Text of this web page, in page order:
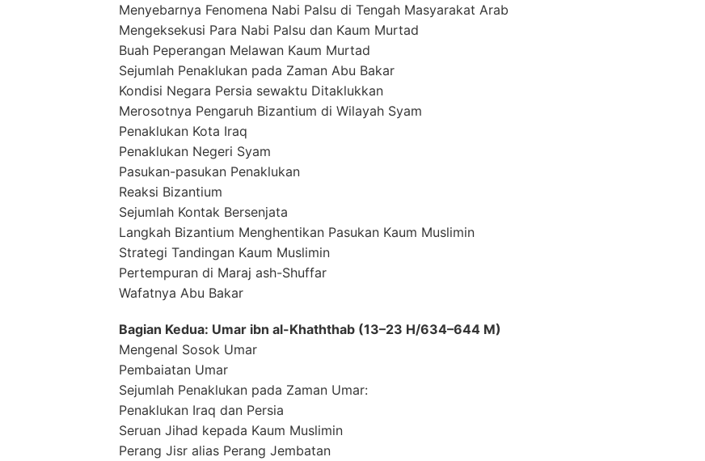
Menyebarnya Fenomena Nabi Palsu di Tengah Masyarakat Arab
Mengeksekusi Para Nabi Palsu dan Kaum Murtad
Buah Peperangan Melawan Kaum Murtad
Sejumlah Penaklukan pada Zaman Abu Bakar
Kondisi Negara Persia sewaktu Ditaklukkan
Merosotnya Pengaruh Bizantium di Wilayah Syam
Penaklukan Kota Iraq
Penaklukan Negeri Syam
Pasukan-pasukan Penaklukan
Reaksi Bizantium
Sejumlah Kontak Bersenjata
Langkah Bizantium Menghentikan Pasukan Kaum Muslimin
Strategi Tandingan Kaum Muslimin
Pertempuran di Maraj ash-Shuffar
Wafatnya Abu Bakar
Bagian Kedua: Umar ibn al-Khaththab (13–23 H/634–644 M)
Mengenal Sosok Umar
Pembaiatan Umar
Sejumlah Penaklukan pada Zaman Umar:
Penaklukan Iraq dan Persia
Seruan Jihad kepada Kaum Muslimin
Perang Jisr alias Perang Jembatan